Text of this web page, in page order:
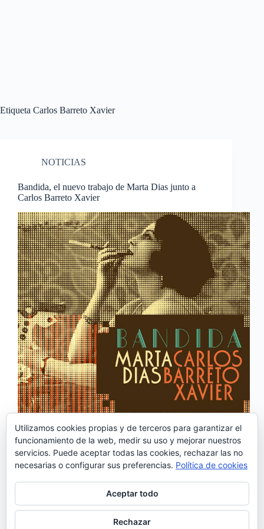
Etiqueta Carlos Barreto Xavier
NOTICIAS
Bandida, el nuevo trabajo de Marta Dias junto a
Carlos Barreto Xavier
Tras la creación del tema ‘Esse nosso amor’ que
formaba parte del disco recopilatorio «Best Of», de
la cantante Marta Dias, surgió el proyecto del álbum
«Bandida» junto a Carlos Barreto Xavier. Marta
Dias y Carlos Barreto Xavier se conocieron hace
20…
Noemí Sánchez
11/06/2018
Utilizamos cookies propias y de terceros para garantizar el
funcionamiento de la web, medir su uso y mejorar nuestros
servicios. Puede aceptar todas las cookies, rechazar las no
necesarias o configurar sus preferencias. Política de cookies
Aceptar todo
Rechazar